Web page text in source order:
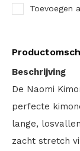
Toevoegen
Beschrijving
De Naomi
perfecte
lange,
zacht stretch